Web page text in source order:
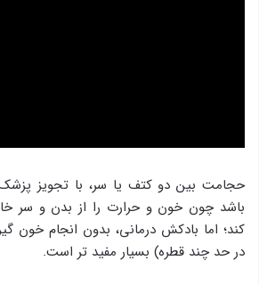
حجامت بین دو کتف یا سر، با تجویز
باشد چون خون و حرارت را از بدن و سر
کند؛ اما بادکش درمانی، بدون انجام خون
در حد چند قطره) بسیار مفید تر است.